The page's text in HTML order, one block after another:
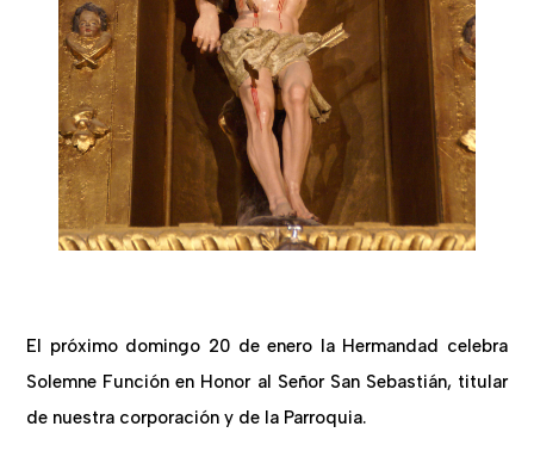
El próximo domingo 20 de enero la Hermandad celebra
Solemne Función en Honor al Señor San Sebastián, titular
de nuestra corporación y de la Parroquia.